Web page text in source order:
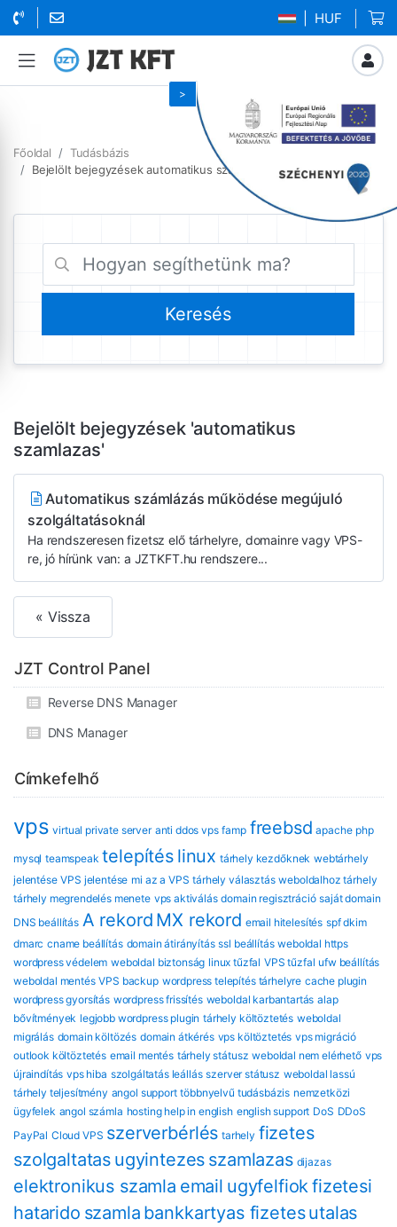
| HUF
Főoldal
Tudásbázis
Bejelölt bejegyzések automatikus szamlazas
Bejelölt bejegyzések 'automatikus
szamlazas'
Automatikus számlázás működése megújuló
szolgáltatásoknál
Ha rendszeresen fizetsz elő tárhelyre, domainre vagy VPS-
re, jó hírünk van: a JZTKFT.hu rendszere...
« Vissza
JZT Control Panel
Reverse DNS Manager
DNS Manager
Címkefelhő
vps virtual private server anti ddos vps famp freebsd apache php
mysql teamspeak telepítés linux tárhely kezdőknek webtárhely
jelentése VPS jelentése mi az a VPS tárhely választás weboldalhoz tárhely
tárhely megrendelés menete vps aktiválás domain regisztráció saját domain
DNS beállítás A rekord MX rekord email hitelesítés spf dkim
dmarc cname beállítás domain átirányítás ssl beállítás weboldal https
wordpress védelem weboldal biztonság linux tűzfal VPS tűzfal ufw beállítás
weboldal mentés VPS backup wordpress telepítés tárhelyre cache plugin
wordpress gyorsítás wordpress frissítés weboldal karbantartás alap
bővítmények legjobb wordpress plugin tárhely költöztetés weboldal
migrálás domain költözés domain átkérés vps költöztetés vps migráció
outlook költöztetés email mentés tárhely státusz weboldal nem elérhető vps
újraindítás vps hiba szolgáltatás leállás szerver státusz weboldal lassú
tárhely teljesítmény angol support többnyelvű tudásbázis nemzetközi
ügyfelek angol számla hosting help in english english support DoS DDoS
PayPal Cloud VPS szerverbérlés tarhely fizetes
szolgaltatas ugyintezes szamlazas dijazas
elektronikus szamla email ugyfelfiok fizetesi
hatarido szamla bankkartyas fizetesutalas